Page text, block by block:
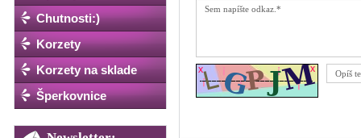
Chutnosti:)
Korzety
Korzety na sklade
Šperkovnice